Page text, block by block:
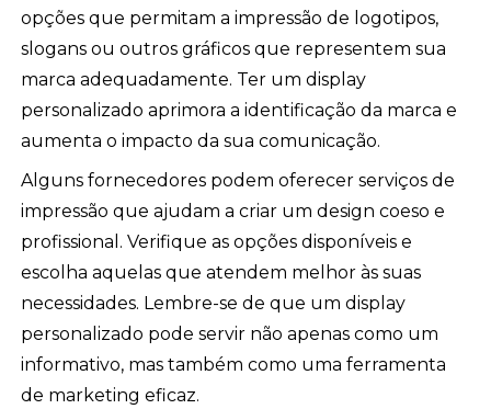
opções que permitam a impressão de logotipos,
slogans ou outros gráficos que representem sua
marca adequadamente. Ter um display
personalizado aprimora a identificação da marca e
aumenta o impacto da sua comunicação.
Alguns fornecedores podem oferecer serviços de
impressão que ajudam a criar um design coeso e
profissional. Verifique as opções disponíveis e
escolha aquelas que atendem melhor às suas
necessidades. Lembre-se de que um display
personalizado pode servir não apenas como um
informativo, mas também como uma ferramenta
de marketing eficaz.